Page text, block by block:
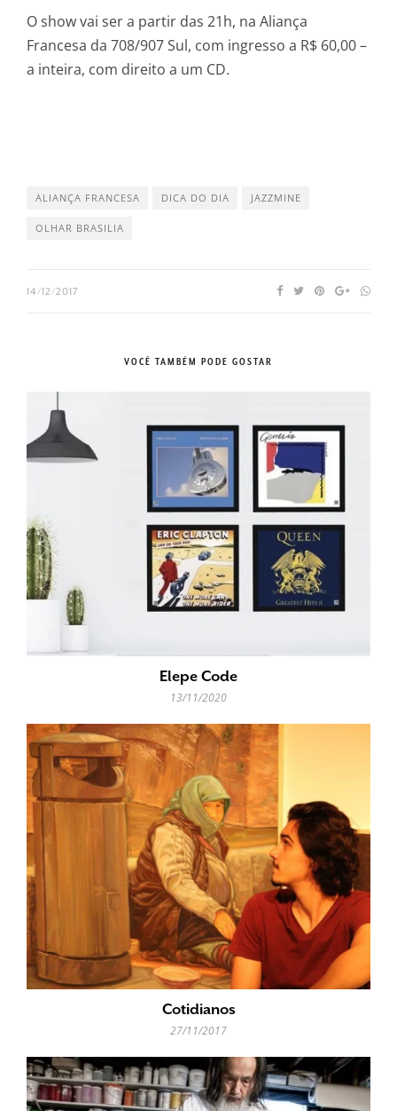
O show vai ser a partir das 21h, na Aliança
Francesa da 708/907 Sul, com ingresso a R$ 60,00 –
a inteira, com direito a um CD.
ALIANÇA FRANCESA DICA DO DIA JAZZMINE
OLHAR BRASILIA
14/12/2017
VOCÊ TAMBÉM PODE GOSTAR
Elepe Code
13/11/2020
Cotidianos
27/11/2017